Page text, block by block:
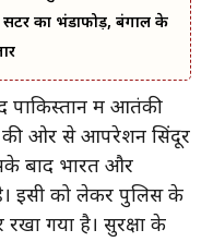
सेंटर का भंडाफोड़, बंगाल के
पाकिस्तान में आतंकी
की ओर से आपरेशन सिंदूर
बाद भारत और
इसी को लेकर पुलिस के
गया है। सुरक्षा के